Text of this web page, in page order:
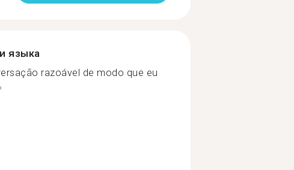
языка
razoável de modo que eu